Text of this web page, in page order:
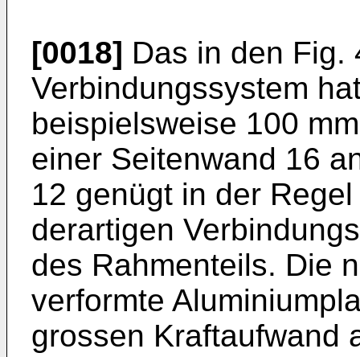
[0018] Das in den Fig.
Verbindungssystem
beispielsweise 100
einer Seitenwand 16
12 genügt in der
derartigen
des Rahmenteils. Die
verformte
grossen Kraftaufwand